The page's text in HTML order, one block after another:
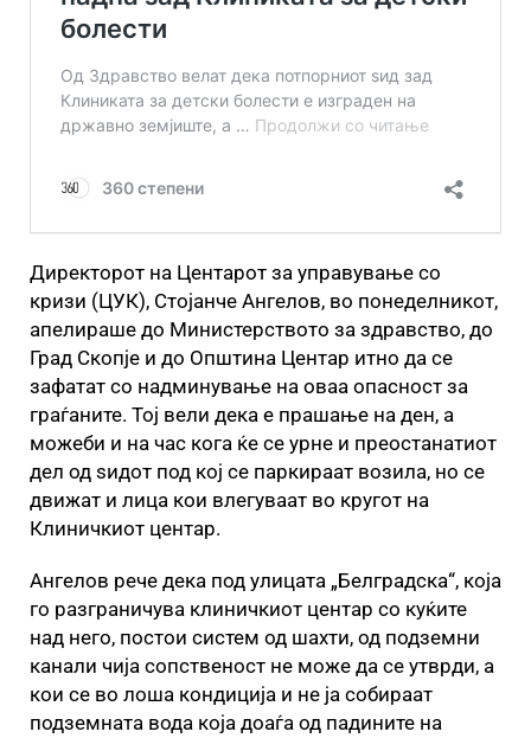
Директорот на Центарот за управување со
кризи (ЦУК), Стојанче Ангелов, во понеделникот,
апелираше до Министерството за здравство, до
Град Скопје и до Општина Центар итно да се
зафатат со надминување на оваа опасност за
граѓаните. Тој вели дека е прашање на ден, а
можеби и на час кога ќе се урне и преостанатиот
дел од ѕидот под кој се паркираат возила, но се
движат и лица кои влегуваат во кругот на
Клиничкиот центар.
Ангелов рече дека под улицата „Белградска“, која
го разграничува клиничкиот центар со куќите
над него, постои систем од шахти, од подземни
канали чија сопственост не може да се утврди, а
кои се во лоша кондиција и не ја собираат
подземната вода која доаѓа од падините на